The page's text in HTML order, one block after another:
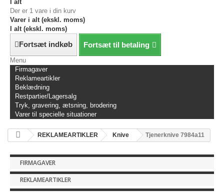
I alt
Der er 1 vare i din kurv
Varer i alt (ekskl. moms)
I alt (ekskl. moms)
Fortsæt indkøb Fortsæt til betaling
Menu
Firmagaver
Reklameartikler
Beklædning
Restpartier/Lagersalg
Tryk, gravering, ætsning, brodering
Varer til specielle situationer
REKLAMEARTIKLER Knive Tjenerknive 7984a11
FIRMAGAVER
REKLAMEARTIKLER